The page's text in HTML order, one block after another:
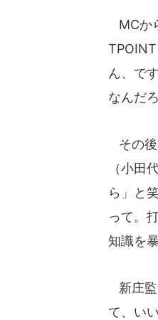
MCか
ん、で
なんだ
その後
（小田
ら」と
って。
知識を
新庄監
て、い